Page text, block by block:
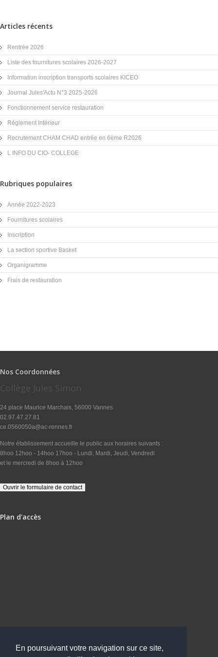
En poursuivant votre navigation sur ce site,
Articles récents
Rentrée 2026
Liste des fournitures scolaires 2026-2027
Information inscription transports scolaires KICEO
Journal Jules'Actu N°3 2025-2026
Fonctionnement service restauration
Règlement Intérieur
Recrutement CHAM CHAD entrée en 6ème R2026
L INFO DU CIO- COLLEGE
Rubriques populaires
Année 2022-2023
Fournitures scolaires
Inscription
La section sportive Basket
Organigramme
Frais de restauration
Nos Coordonnées
Collège Jules Simon
24 place Maurice Marchais, 56000 Vannes
02.97.47.27.81
ce.0560050a@ac-rennes.fr
Notre établissement accueille le public aux horaires suivants :
8hoo 12hoo - 14hoo 17hoo - Lundi, Mardi, Jeudi, Vendredi
et le mercredi de 8hoo à 12hoo
Plan d'accès